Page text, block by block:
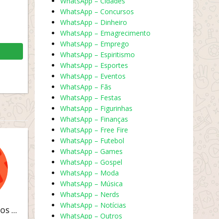
SHOPEE – ACHADINHOS E OFERTAS
WhatsApp – Concursos
WhatsApp – Dinheiro
WhatsApp – Emagrecimento
WhatsApp – Emprego
WhatsApp – Espiritismo
WhatsApp – Esportes
WhatsApp – Eventos
WhatsApp – Fãs
WhatsApp – Festas
WhatsApp – Figurinhas
WhatsApp – Finanças
WhatsApp – Free Fire
WhatsApp – Futebol
WhatsApp – Games
WhatsApp – Gospel
WhatsApp – Moda
WhatsApp – Música
WhatsApp – Nerds
WhatsApp – Notícias
WhatsApp – Outros